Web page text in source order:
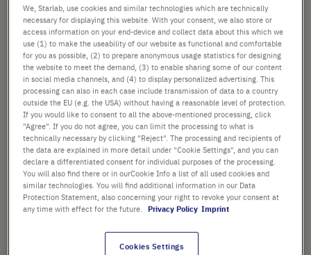
Agitation orbitale douce ou plus
Prix catalogue indiqué. [*hors TVA et frais de port]
Vérifier la disponibilité Horsfrais de port
- +
Ajouter
au
panier
1 Pièce (1 Boîte × 1 Pièce)
We, Starlab, use cookies and similar technologies which are technically
necessary for displaying this website. With your consent, we also store or
access information on your end-device and collect data about this which we
use (1) to make the useability of our website as functional and comfortable
for you as possible, (2) to prepare anonymous usage statistics for designing
the website to meet the demand, (3) to enable sharing some of our content
in social media channels, and (4) to display personalized advertising. This
processing can also in each case include transmission of data to a country
outside the EU (e.g. the USA) without having a reasonable level of protection.
If you would like to consent to all the above-mentioned processing, click
"Agree". If you do not agree, you can limit the processing to what is
technically necessary by clicking "Reject". The processing and recipients of
the data are explained in more detail under "Cookie Settings", and you can
declare a differentiated consent for individual purposes of the processing.
You will also find there or in ourCookie Info a list of all used cookies and
similar technologies. You will find additional information in our Data
Protection Statement, also concerning your right to revoke your consent at
any time with effect for the future.
Privacy Policy Imprint
Cookies Settings